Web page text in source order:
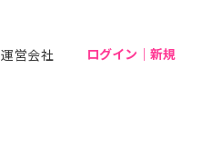
運営会社 ログイン｜新規